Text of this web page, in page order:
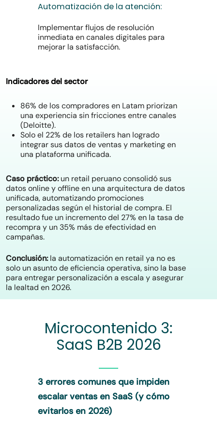
Automatización de la atención:
Implementar flujos de resolución
inmediata en canales digitales para
mejorar la satisfacción.
Indicadores del sector
86% de los compradores en Latam priorizan
una experiencia sin fricciones entre canales
(Deloitte).
Solo el 22% de los retailers han logrado
integrar sus datos de ventas y marketing en
una plataforma unificada.
Caso práctico:un retail peruano consolidó sus
datos online y offline en una arquitectura de datos
unificada, automatizando promociones
personalizadas según el historial de compra. El
resultado fue un incremento del 27% en la tasa de
recompra y un 35% más de efectividad en
campañas.
Conclusión:la automatización en retail ya no es
solo un asunto de eficiencia operativa, sino la base
para entregar personalización a escala y asegurar
la lealtad en 2026.
Microcontenido 3:
SaaS B2B 2026
3 errores comunes que impiden
escalar ventas en SaaS (y cómo
evitarlos en 2026)